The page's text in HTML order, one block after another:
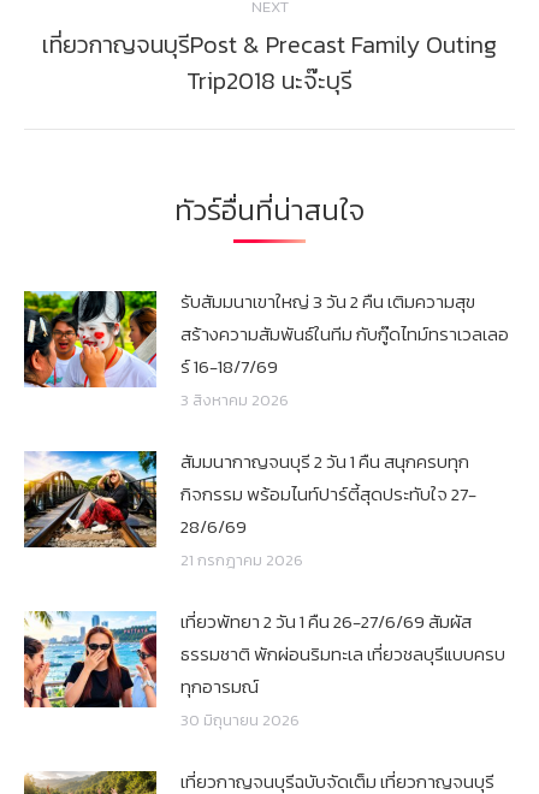
NEXT
Next
post:
เที่ยวกาญจนบุรีPost & Precast Family Outing
Trip2018 นะจ๊ะบุรี
ทัวร์อื่นที่น่าสนใจ
รับสัมมนาเขาใหญ่ 3 วัน 2 คืน เติมความสุข
สร้างความสัมพันธ์ในทีม กับกู๊ดไทม์ทราเวลเลอ
ร์ 16-18/7/69
3 สิงหาคม 2026
สัมมนากาญจนบุรี 2 วัน 1 คืน สนุกครบทุก
กิจกรรม พร้อมไนท์ปาร์ตี้สุดประทับใจ 27-
28/6/69
21 กรกฎาคม 2026
เที่ยวพัทยา 2 วัน 1 คืน 26-27/6/69 สัมผัส
ธรรมชาติ พักผ่อนริมทะเล เที่ยวชลบุรีแบบครบ
ทุกอารมณ์
30 มิถุนายน 2026
เที่ยวกาญจนบุรีฉบับจัดเต็ม เที่ยวกาญจนบุรี